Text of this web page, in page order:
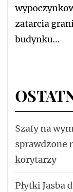
zatarcia
budynku...
Szafy na
sprawdzone
korytarzy
Płytki Jasba